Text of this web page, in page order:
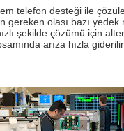
telefon desteği ile
gereken olası bazı
şekilde çözümü için
arıza hızla